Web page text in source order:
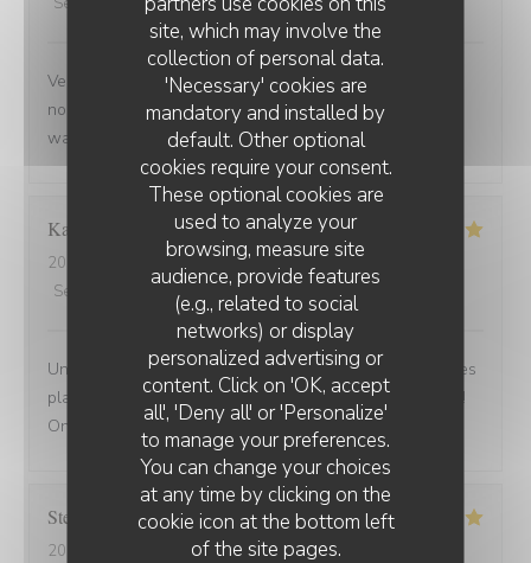
site, which may involve the
collection of personal data.
'Necessary' cookies are
mandatory and installed by
default. Other optional
cookies require your consent.
These optional cookies are
used to analyze your
browsing, measure site
audience, provide features
(e.g., related to social
networks) or display
personalized advertising or
content. Click on 'OK, accept
all', 'Deny all' or 'Personalize'
to manage your preferences.
You can change your choices
at any time by clicking on the
cookie icon at the bottom left
of the site pages.
Venue avec des amis de Belfort.super bien accueillis,
nous avons beaucoup apprécié la carbonade et le
waterzoi de poissons Nous reviendrons
Karine
2025-08-30
- 21:15 - Guests 4
Service
Ambiance 5 /5 Food Value
Une adresse a absolument découvrir ! Une ambiance,des
plats tous délicieux,un personnel attentionné et réactif !!
On reviendra....
Stefano
2025-08-30
- 12:00 - Guests 6